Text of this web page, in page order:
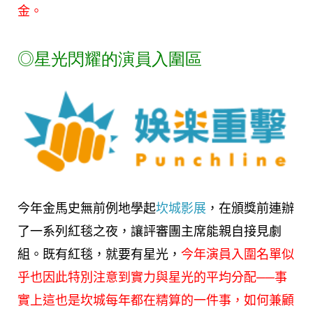
金。
◎星光閃耀的演員入圍區
今年金馬史無前例地學起坎城影展 ，在頒獎前連辦
了一系列紅毯之夜，讓評審團主席能親自接見劇
組。既有紅毯，就要有星光， 今年演員入圍名單似
乎也因此特別注意到實力與星光的平均分配──事
實上這也是坎城每年都在精算的一件事，如何兼顧